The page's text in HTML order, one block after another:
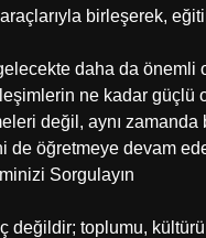
birleşerek,
daha da önemli
ne kadar güçlü
değil, aynı zamanda
de öğretmeye devam
Sorgulayın
değildir; toplumu,